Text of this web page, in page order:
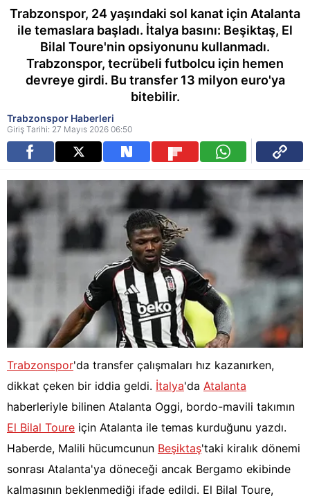
Trabzonspor, 24 yaşındaki sol kanat için Atalanta
ile temaslara başladı. İtalya basını: Beşiktaş, El
Bilal Toure'nin opsiyonunu kullanmadı.
Trabzonspor, tecrübeli futbolcu için hemen
devreye girdi. Bu transfer 13 milyon euro'ya
bitebilir.
Trabzonspor Haberleri
Giriş Tarihi: 27 Mayıs 2026 06:50
Trabzonspor'da transfer çalışmaları hız kazanırken,
dikkat çeken bir iddia geldi. İtalya'da Atalanta
haberleriyle bilinen Atalanta Oggi, bordo-mavili takımın
El Bilal Toure için Atalanta ile temas kurduğunu yazdı.
Haberde, Malili hücumcunun Beşiktaş'taki kiralık dönemi
sonrası Atalanta'ya döneceği ancak Bergamo ekibinde
kalmasının beklenmediği ifade edildi. El Bilal Toure,